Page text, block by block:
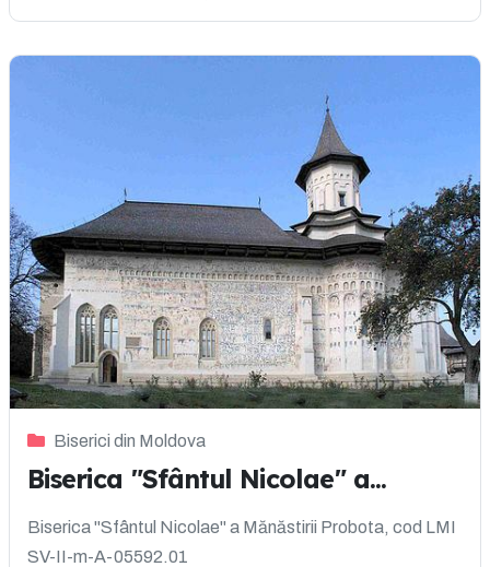
Biserici din Moldova
Biserica "Sfântul Nicolae" a...
Biserica "Sfântul Nicolae" a Mănăstirii Probota, cod LMI
SV-II-m-A-05592.01